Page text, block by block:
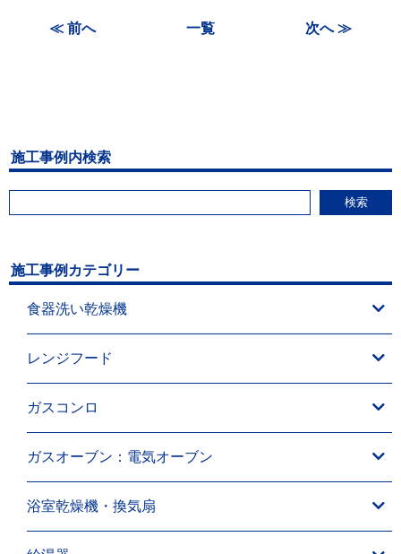
≪ 前へ 一覧 次へ ≫
施工事例内検索
検索
施工事例カテゴリー
食器洗い乾燥機
レンジフード
ガスコンロ
ガスオーブン：電気オーブン
浴室乾燥機・換気扇